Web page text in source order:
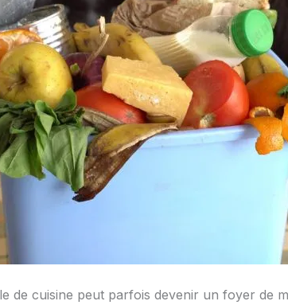
de cuisine peut parfois devenir un foyer de